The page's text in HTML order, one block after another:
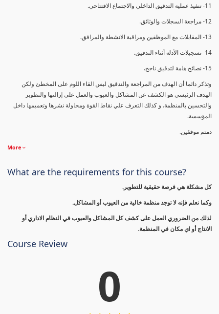
11- تنفيذ عملية التدقيق الداخلي والاجتماع الافتتاحي.
12- مراجعة السجلات والوثائق.
13- المقابلات مع الموظفين ومراقبة الانشطة والمرافق.
14- تسجيلات الأدلة أثناء التدقيق.
15- نصائح هامة لتدقيق ناجح.
وتذكر دائما أن الهدف من المراجعة والتدقيق ليس القاء اللوم على المخطئ ولكن
الهدف الرئيسي هو الكشف عن المشاكل والعيوب والعمل على إزالتها والتطوير
والتحسين بالمنظمة. و كذلك التعرف علي نقاط القوة ومحاولة نشرها وتعميمها داخل
المؤسسة.
دمتم موفقين.
More
What are the requirements for this course?
كل مشكلة هي فرصة حقيقية للتطوير.
وكما نعلم فإنه لا توجد منظمة خالية من العيوب أو المشاكل.
لذلك من الضروري العمل على كشف كل المشاكل والعيوب في النظام الاداري أو
الانتاج أو اي مكان في المنظمة.
Course Review
0